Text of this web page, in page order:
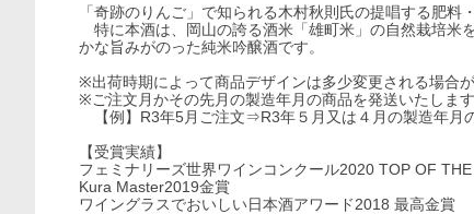
「奇跡のりんご」で知られる木村秋則氏の提唱する肥
特に本酒は、岡山の誇る酒米「雄町米」の自然栽培米
かな旨みがのった純米吟醸酒です。
※出荷時期によって商品デザインは多少変更される場合
※ご注文月かその先月の製造年月の商品を発送いたします
【例】R3年5月ご注文⇒R3年５月又は４月の製造年月
【受賞実績】
フェミナリーズ世界ワインコンクール2020 TOP OF
Kura Master2019金賞
ワイングラスでおいしい日本酒アワード2018 最高金賞